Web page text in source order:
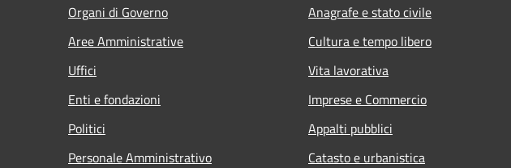
Organi di Governo
Aree Amministrative
Uffici
Enti e fondazioni
Politici
Personale Amministrativo
Anagrafe e stato civile
Cultura e tempo libero
Vita lavorativa
Imprese e Commercio
Appalti pubblici
Catasto e urbanistica